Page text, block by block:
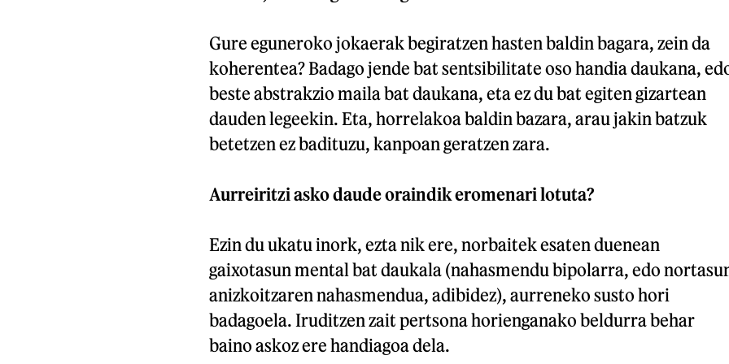
Gure eguneroko jokaerak begiratzen hasten baldin bagara, zein da
koherentea? Badago jende bat sentsibilitate oso handia daukana,
beste abstrakzio maila bat daukana, eta ez du bat egiten gizartean
dauden legeekin. Eta, horrelakoa baldin bazara, arau jakin batzuk
betetzen ez badituzu, kanpoan geratzen zara.
Aurreiritzi asko daude oraindik eromenari lotuta?
Ezin du ukatu inork, ezta nik ere, norbaitek esaten duenean
gaixotasun mental bat daukala (nahasmendu bipolarra, edo
anizkoitzaren nahasmendua, adibidez), aurreneko susto hori
badagoela. Iruditzen zait pertsona horienganako beldurra behar
baino askoz ere handiagoa dela.